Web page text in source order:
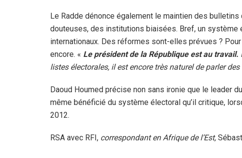
Le Radde dénonce également le maintien des
douteuses, des institutions biaisées. Bref, un
internationaux. Des réformes sont-elles prévues ?
encore. « Le président de la République est au travail.
listes électorales, il est encore très naturel de parler
Daoud Houmed précise non sans ironie que le leader
même bénéficié du système électoral qu’il critique,
2012.
RSA avec RFI, correspondant en Afrique de l’Est,